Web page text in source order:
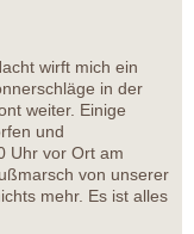
wirft mich ein
in der
weiter. Einige
und
Uhr vor Ort am
von unserer
mehr. Es ist alles